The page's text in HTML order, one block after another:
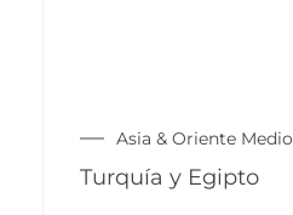
Asia & Oriente Medio
Turquía y Egipto